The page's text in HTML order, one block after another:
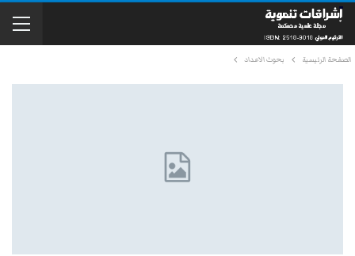
الصفحة الرئيسية بحوث الاعداد